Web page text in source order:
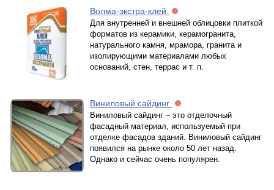
Волма-экстра-клей
Для внутренней и внешней облицовки плиткой
форматов из керамики, керамогранита,
натурального камня, мрамора, гранита и
изолирующими материалами любых
оснований, стен, террас и т. п.
Виниловый сайдинг
Виниловый сайдинг – это отделочный
фасадный материал, используемый при
отделке фасадов зданий. Виниловый сайдинг
появился на рынке около 50 лет назад.
Однако и сейчас очень популярен.